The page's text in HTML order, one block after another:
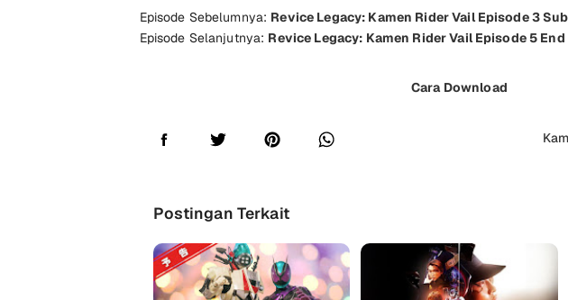
Episode Sebelumnya: Revice Legacy: Kamen Rider Vail Episode 3
Episode Selanjutnya: Revice Legacy: Kamen Rider Vail Episode 5
Cara Download
Postingan Terkait